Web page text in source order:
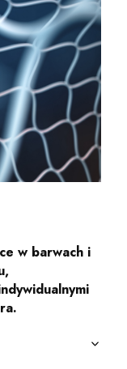
w barwach i